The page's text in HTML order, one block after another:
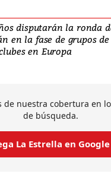
disputarán la ronda
en la fase de grupos
en Europa
de nuestra cobertura en
de búsqueda.
La Estrella en